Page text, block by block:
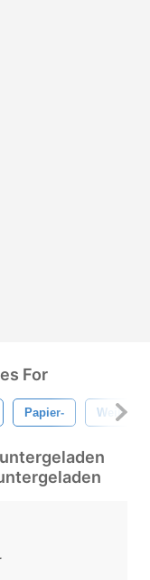
For
Papier- Weiß